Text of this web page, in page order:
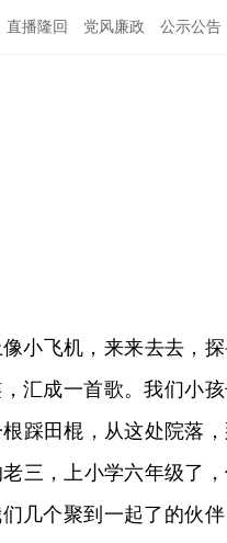
直播隆回 党风廉政 公示公告
小飞机，来来去去，
汇成一首歌。我们小
踩田棍，从这处院落
三，上小学六年级了
几个聚到一起了的伙伴